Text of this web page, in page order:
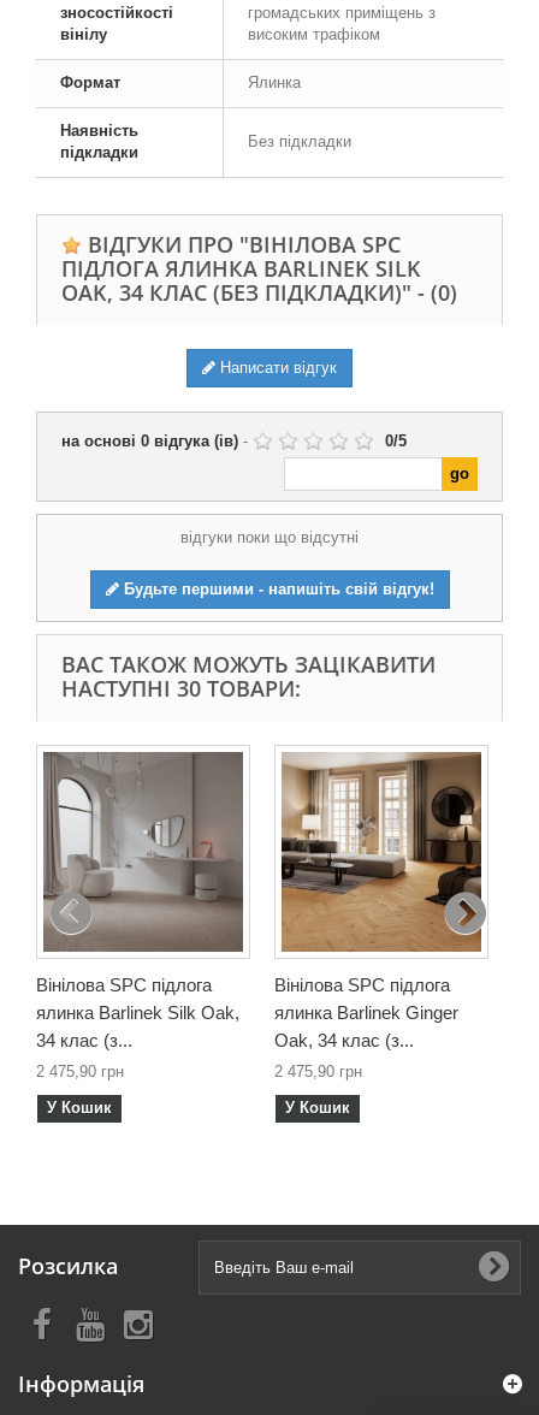
зносостійкості
вінілу
громадських приміщень з
високим трафіком
Формат Ялинка
Наявність
підкладки
Без підкладки
ВІДГУКИ ПРО "ВІНІЛОВА SPC
ПІДЛОГА ЯЛИНКА BARLINEK SILK
OAK, 34 КЛАС (БЕЗ ПІДКЛАДКИ)" - (0)
Написати відгук
на основі 0 відгука (ів) - 0/5
відгуки поки що відсутні
Будьте першими - напишіть свій відгук!
ВАС ТАКОЖ МОЖУТЬ ЗАЦІКАВИТИ
НАСТУПНІ 30 ТОВАРИ:
Вінілова SPC підлога
ялинка Barlinek Silk Oak,
34 клас (з...
2 475,90 грн
У Кошик
Вінілова SPC підлога
ялинка Barlinek Ginger
Oak, 34 клас (з...
2 475,90 грн
У Кошик
Розсилка
Інформація